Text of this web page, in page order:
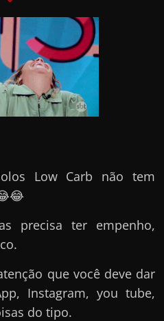
Low Carb não tem
precisa ter empenho,
que você deve dar
Instagram, you tube,
do tipo.